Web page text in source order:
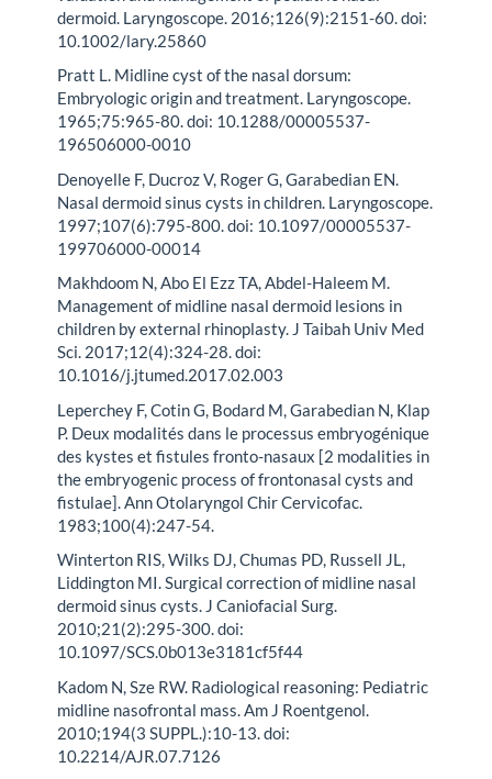
dermoid. Laryngoscope. 2016;126(9):2151-60. doi:
10.1002/lary.25860
Pratt L. Midline cyst of the nasal dorsum:
Embryologic origin and treatment. Laryngoscope.
1965;75:965-80. doi: 10.1288/00005537-
196506000-0010
Denoyelle F, Ducroz V, Roger G, Garabedian EN.
Nasal dermoid sinus cysts in children. Laryngoscope.
1997;107(6):795-800. doi: 10.1097/00005537-
199706000-00014
Makhdoom N, Abo El Ezz TA, Abdel-Haleem M.
Management of midline nasal dermoid lesions in
children by external rhinoplasty. J Taibah Univ Med
Sci. 2017;12(4):324-28. doi:
10.1016/j.jtumed.2017.02.003
Leperchey F, Cotin G, Bodard M, Garabedian N, Klap
P. Deux modalités dans le processus embryogénique
des kystes et fistules fronto-nasaux [2 modalities in
the embryogenic process of frontonasal cysts and
fistulae]. Ann Otolaryngol Chir Cervicofac.
1983;100(4):247-54.
Winterton RIS, Wilks DJ, Chumas PD, Russell JL,
Liddington MI. Surgical correction of midline nasal
dermoid sinus cysts. J Caniofacial Surg.
2010;21(2):295-300. doi:
10.1097/SCS.0b013e3181cf5f44
Kadom N, Sze RW. Radiological reasoning: Pediatric
midline nasofrontal mass. Am J Roentgenol.
2010;194(3 SUPPL.):10-13. doi:
10.2214/AJR.07.7126